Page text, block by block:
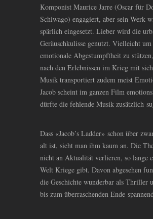
Komponist Maurice Jarre (Oscar für
Schiwago) engagiert, aber sein Werk
spärlich eingesetzt. Lieber wird die
Geräuschkulisse genutzt. Vielleicht
emotionale Abgestumpftheit zu
nach den Erlebnissen im Krieg mit
Musik transportiert zudem meist
Jacob scheint im ganzen Film
dürfte die fehlende Musik zusätzlich
Dass «Jacob’s Ladder» schon über
alt ist, sieht man ihm kaum an. Die
nicht an Aktualität verlieren, so lange
Welt Kriege gibt. Davon abgesehen
die Geschichte wunderbar als Thriller
bis zum überraschenden Ende